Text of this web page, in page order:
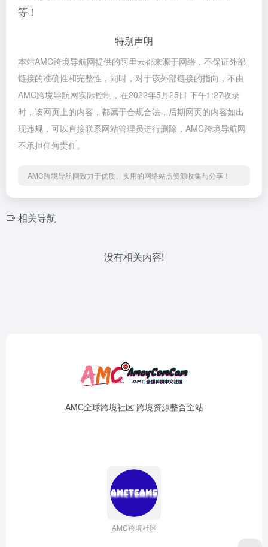
等！
特别声明
本站AMC跨境导航网提供的阿里云都来源于网络，不保证外部
链接的准确性和完整性，同时，对于该外部链接的指向，不由
AMC跨境导航网实际控制，在2022年5月25日 下午1:27收录
时，该网页上的内容，都属于合规合法，后期网页的内容如出
现违规，可以直接联系网站管理员进行删除，AMC跨境导航网
不承担任何责任。
AMC跨境导航网致力于优质、实用的网络站点资源收集与分享！
相关导航
没有相关内容!
AMC全球跨境社区 跨境资源整合全站
AMC跨境社区